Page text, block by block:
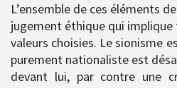
L’ensemble de ces éléments
jugement éthique qui
valeurs choisies. Le sionisme
purement nationaliste est
devant lui, par contre une